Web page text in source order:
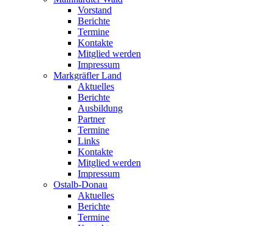
Vorstand
Berichte
Termine
Kontakte
Mitglied werden
Impressum
Markgräfler Land
Aktuelles
Berichte
Ausbildung
Partner
Termine
Links
Kontakte
Mitglied werden
Impressum
Ostalb-Donau
Aktuelles
Berichte
Termine